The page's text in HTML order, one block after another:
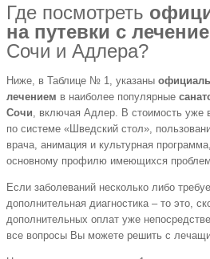
Где посмотреть
на путевки с
Сочи и Адлера?
Ниже, в Таблице № 1, указаны
лечением в наиболее популярные
Сочи , включая Адлер. В стоимость уже
по системе «Шведский стол»,
врача, анимация и культурная
основному профилю имеющихся проблем
Если заболеваний несколько либо
дополнительная диагностика – то это,
дополнительных оплат уже
все вопросы Вы можете решить с